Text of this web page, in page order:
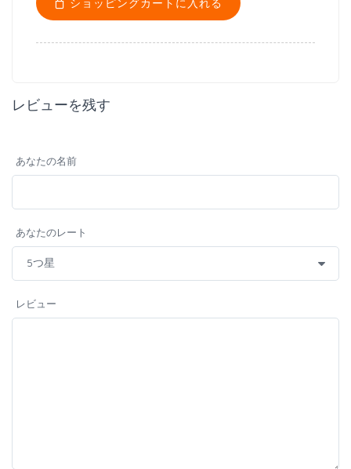
ショッピングカートに入れる
レビューを残す
あなたの名前
あなたのレート
レビュー